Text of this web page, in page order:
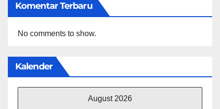
Komentar Terbaru
No comments to show.
Kalender
August 2026